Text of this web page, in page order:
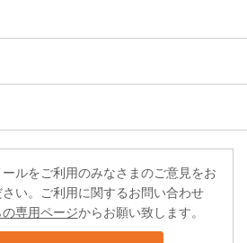
ールをご利用のみなさまのご意見をお
い。ご利用に関するお問い合わせ
の専用ページからお願い致します。